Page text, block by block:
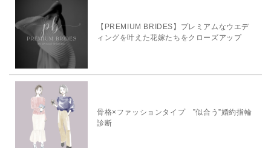
【PREMIUM BRIDES】プレミアムなウエデ
ィングを叶えた花嫁たちをクローズアップ
骨格×ファッションタイプ ”似合う”婚約指輪
診断